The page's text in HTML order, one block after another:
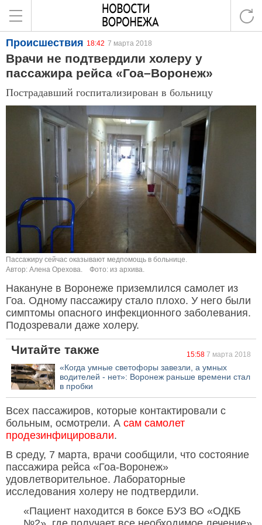
Происшествия 18:42 7 марта 2018
Врачи не подтвердили холеру у
пассажира рейса «Гоа–Воронеж»
Пострадавший госпитализирован в больницу
Пассажиру сейчас оказывают медпомощь в больнице.
Автор: Алена Орехова.
Фото: из архива.
Накануне в Воронеже приземлился самолет из
Гоа. Одному пассажиру стало плохо. У него были
симптомы опасного инфекционного заболевания.
Подозревали даже холеру.
Читайте также 15:58 7 марта 2018
«Когда умные светофоры завезли, а умных
водителей - нет»: Воронеж раньше времени стал
в пробки
Всех пассажиров, которые контактировали с
больным, осмотрели. А сам самолет
продезинфицировали.
В среду, 7 марта, врачи сообщили, что состояние
пассажира рейса «Гоа-Воронеж»
удовлетворительное. Лабораторные
исследования холеру не подтвердили.
«Пациент находится в боксе БУЗ ВО «ОДКБ